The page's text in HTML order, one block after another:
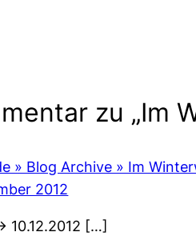
zu „Im
» Blog Archive » Im
2012
10.12.2012 […]